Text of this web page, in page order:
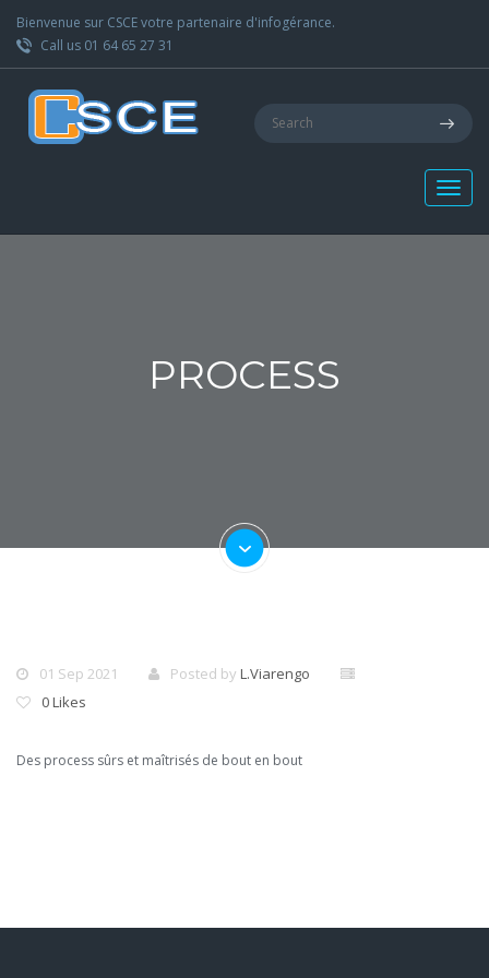
Bienvenue sur CSCE votre partenaire d'infogérance.
Call us 01 64 65 27 31
PROCESS
01 Sep 2021 Posted by L.Viarengo
0 Likes
Des process sûrs et maîtrisés de bout en bout